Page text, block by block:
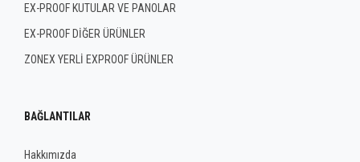
EX-PROOF KUTULAR VE PANOLAR
EX-PROOF DİĞER ÜRÜNLER
ZONEX YERLİ EXPROOF ÜRÜNLER
BAĞLANTILAR
Hakkımızda